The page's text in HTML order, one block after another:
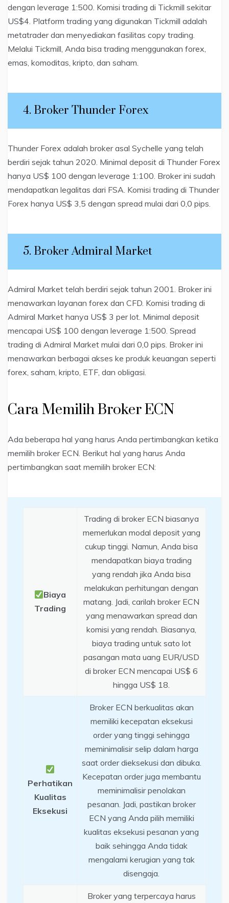
dengan leverage 1:500. Komisi trading di Tickmill sekitar
US$4. Platform trading yang digunakan Tickmill adalah
metatrader dan menyediakan fasilitas copy trading.
Melalui Tickmill, Anda bisa trading menggunakan forex,
emas, komoditas, kripto, dan saham.
4. Broker Thunder Forex
Thunder Forex adalah broker asal Sychelle yang telah
berdiri sejak tahun 2020. Minimal deposit di Thunder Forex
hanya US$ 100 dengan leverage 1:100. Broker ini sudah
mendapatkan legalitas dari FSA. Komisi trading di Thunder
Forex hanya US$ 3,5 dengan spread mulai dari 0,0 pips.
5. Broker Admiral Market
Admiral Market telah berdiri sejak tahun 2001. Broker ini
menawarkan layanan forex dan CFD. Komisi trading di
Admiral Market hanya US$ 3 per lot. Minimal deposit
mencapai US$ 100 dengan leverage 1:500. Spread
trading di Admiral Market mulai dari 0,0 pips. Broker ini
menawarkan berbagai akses ke produk keuangan seperti
forex, saham, kripto, ETF, dan obligasi.
Cara Memilih Broker ECN
Ada beberapa hal yang harus Anda pertimbangkan ketika
memilih broker ECN. Berikut hal yang harus Anda
pertimbangkan saat memilih broker ECN:
Biaya
Trading
Trading di broker ECN biasanya
memerlukan modal deposit yang
cukup tinggi. Namun, Anda bisa
mendapatkan biaya trading
yang rendah jika Anda bisa
melakukan perhitungan dengan
matang. Jadi, carilah broker ECN
yang menawarkan spread dan
komisi yang rendah. Biasanya,
biaya trading untuk sato lot
pasangan mata uang EUR/USD
di broker ECN mencapai US$ 6
hingga US$ 18.
Perhatikan
Kualitas
Eksekusi
Broker ECN berkualitas akan
memiliki kecepatan eksekusi
order yang tinggi sehingga
meminimalisir selip dalam harga
saat order dieksekusi dan dibuka.
Kecepatan order juga membantu
meminimalisir penolakan
pesanan. Jadi, pastikan broker
ECN yang Anda pilih memiliki
kualitas eksekusi pesanan yang
baik sehingga Anda tidak
mengalami kerugian yang tak
disengaja.
Broker yang terpercaya harus